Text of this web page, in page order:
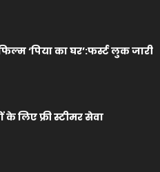
‘पिया का घर’:फर्स्ट लुक जारी
के लिए फ्री स्टीमर सेवा